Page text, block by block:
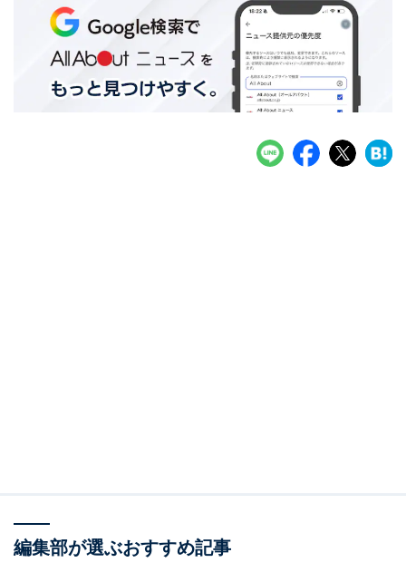
編集部が選ぶおすすめ記事